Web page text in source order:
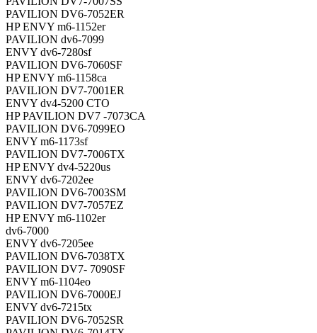
PAVILION DV6-7052ER
HP ENVY m6-1152er
PAVILION dv6-7099
ENVY dv6-7280sf
PAVILION DV6-7060SF
HP ENVY m6-1158ca
PAVILION DV7-7001ER
ENVY dv4-5200 CTO
HP PAVILION DV7 -7073CA
PAVILION DV6-7099EO
ENVY m6-1173sf
PAVILION DV7-7006TX
HP ENVY dv4-5220us
ENVY dv6-7202ee
PAVILION DV6-7003SM
PAVILION DV7-7057EZ
HP ENVY m6-1102er
dv6-7000
ENVY dv6-7205ee
PAVILION DV6-7038TX
PAVILION DV7- 7090SF
ENVY m6-1104eo
PAVILION DV6-7000EJ
ENVY dv6-7215tx
PAVILION DV6-7052SR